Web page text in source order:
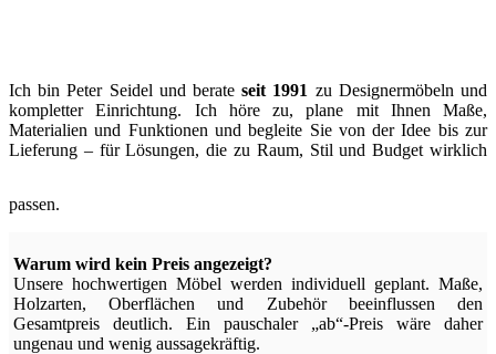
Ich bin Peter Seidel und berateseit 1991 zu Designermöbeln und
kompletter Einrichtung. Ich höre zu, plane mit Ihnen Maße,
Materialien und Funktionen und begleite Sie von der Idee bis zur
Lieferung – für Lösungen, die zu Raum, Stil und Budget wirklich
passen.
Warum wird kein Preis angezeigt?
Unsere hochwertigen Möbel werden individuell geplant. Maße,
Holzarten, Oberflächen und Zubehör beeinflussen den
Gesamtpreis deutlich. Ein pauschaler „ab“-Preis wäre daher
ungenau und wenig aussagekräftig.